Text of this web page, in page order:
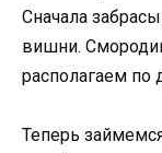
Сначала
вишни.
располагаем по
Теперь